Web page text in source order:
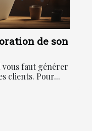
de son
vous faut générer
clients. Pour...